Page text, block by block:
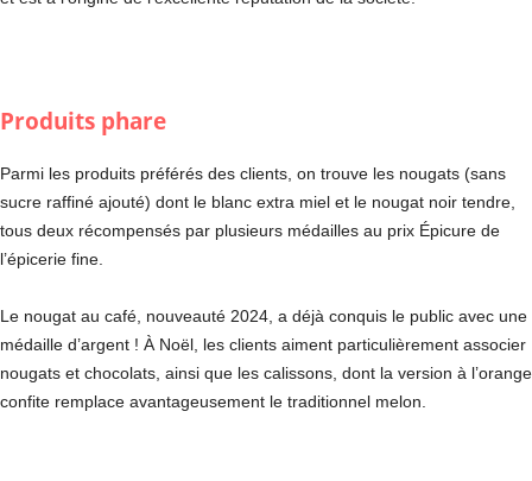
Produits phare
Parmi les produits préférés des clients, on trouve les nougats (sans
sucre raffiné ajouté) dont le blanc extra miel et le nougat noir tendre,
tous deux récompensés par plusieurs médailles au prix Épicure de
l’épicerie fine.
Le nougat au café, nouveauté 2024, a déjà conquis le public avec une
médaille d’argent ! À Noël, les clients aiment particulièrement associer
nougats et chocolats, ainsi que les calissons, dont la version à l’orange
confite remplace avantageusement le traditionnel melon.